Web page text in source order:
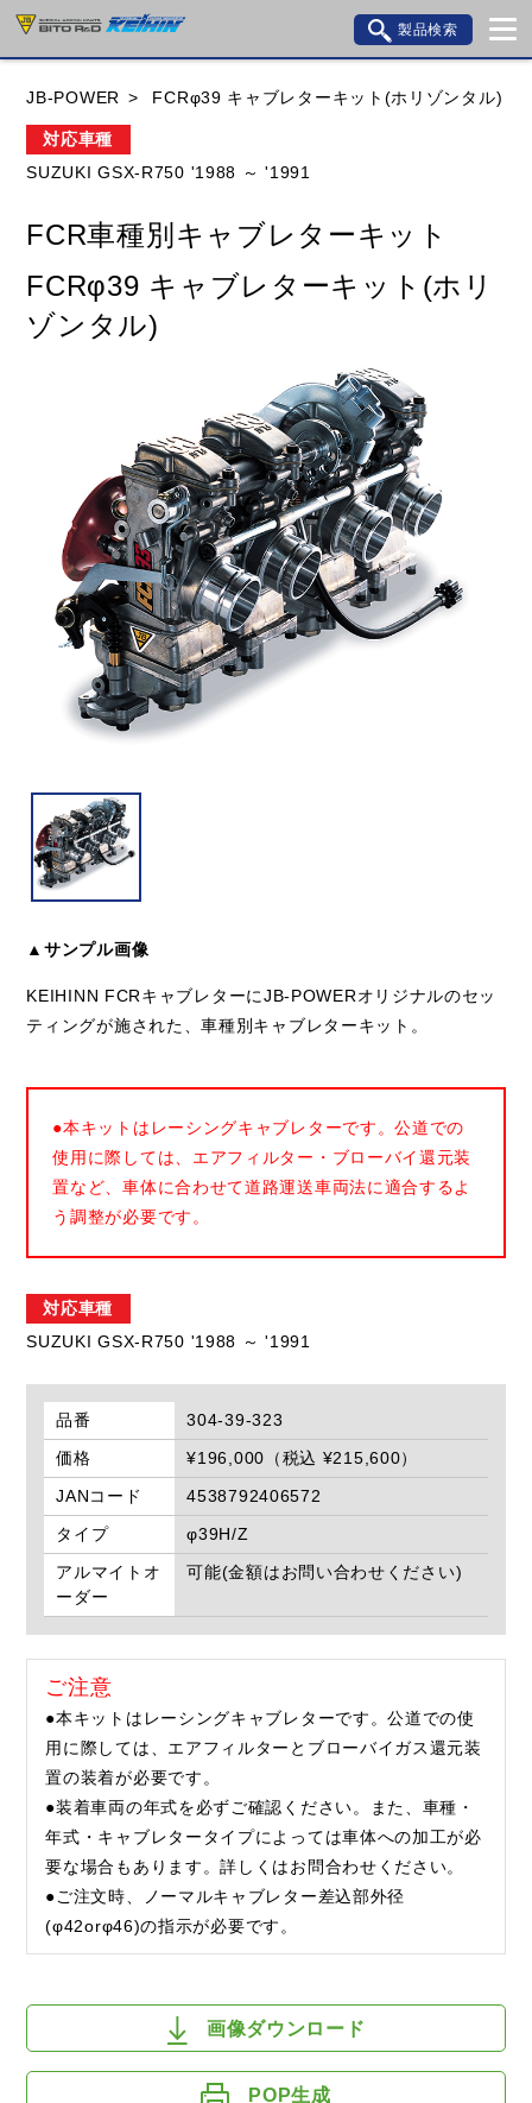
製品検索
HUSQVANA
閉じる
JB-POWER FCRφ39 キャブレターキット(ホリゾンタル)
対応車種
SUZUKI GSX-R750 '1988 ～ '1991
FCR車種別キャブレターキット
FCRφ39 キャブレターキット(ホリ
ゾンタル)
▲サンプル画像
KEIHINN FCRキャブレターにJB-POWERオリジナルのセッ
ティングが施された、車種別キャブレターキット。
●本キットはレーシングキャブレターです。公道での
使用に際しては、エアフィルター・ブローバイ還元装
置など、車体に合わせて道路運送車両法に適合するよ
う調整が必要です。
対応車種
SUZUKI GSX-R750 '1988 ～ '1991
品番
304-39-323
価格
¥196,000（税込 ¥215,600）
JANコード
4538792406572
タイプ
φ39H/Z
アルマイトオ
ーダー
可能(金額はお問い合わせください)
ご注意
●本キットはレーシングキャブレターです。公道での使
用に際しては、エアフィルターとブローバイガス還元装
置の装着が必要です。
●装着車両の年式を必ずご確認ください。また、車種・
年式・キャブレタータイプによっては車体への加工が必
要な場合もあります。詳しくはお問合わせください。
●ご注文時、ノーマルキャブレター差込部外径
(φ42orφ46)の指示が必要です。
画像ダウンロード
POP生成